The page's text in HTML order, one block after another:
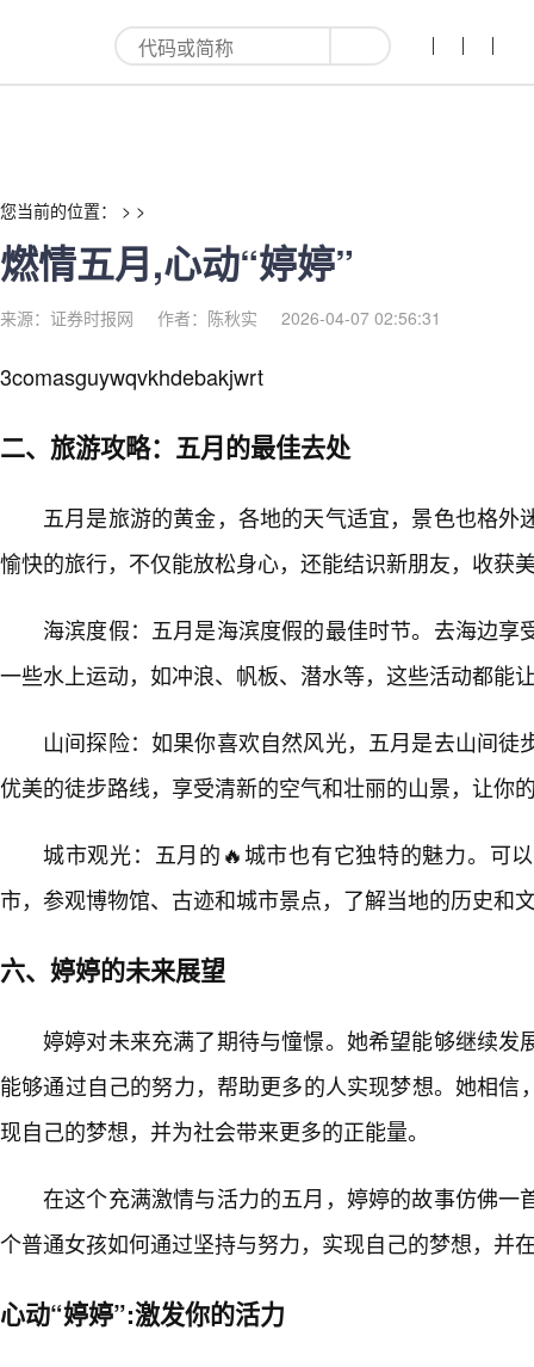
燃情五月,心动“婷婷”-红利来
您当前的位置： > >
燃情五月,心动“婷婷”
来源：证券时报网 作者：陈秋实 2026-04-07 02:56:31
3comasguywqvkhdebakjwrt
二、旅游攻略：五月的最佳去处
五月是旅游的黄金，各地的天气适宜，景色也格外
愉快的旅行，不仅能放松身心，还能结识新朋友，收获
海滨度假：五月是海滨度假的最佳时节。去海边享
一些水上运动，如冲浪、帆板、潜水等，这些活动都能
山间探险：如果你喜欢自然风光，五月是去山间徒
优美的徒步路线，享受清新的空气和壮丽的山景，让你
城市观光：五月的🔥城市也有它独特的魅力。可
市，参观博物馆、古迹和城市景点，了解当地的历史和
六、婷婷的未来展望
婷婷对未来充满了期待与憧憬。她希望能够继续发
能够通过自己的努力，帮助更多的人实现梦想。她相信
现自己的梦想，并为社会带来更多的正能量。
在这个充满激情与活力的五月，婷婷的故事仿佛一
个普通女孩如何通过坚持与努力，实现自己的梦想，并
心动“婷婷”:激发你的活力